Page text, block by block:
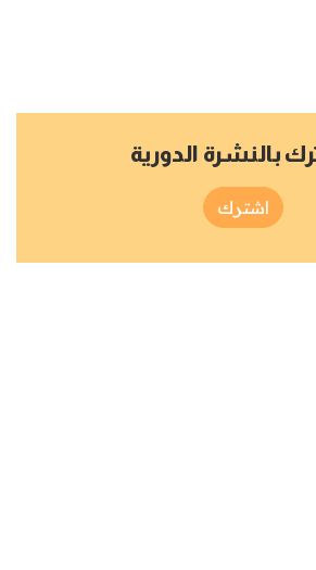
بالنشرة الدورية
اشترك